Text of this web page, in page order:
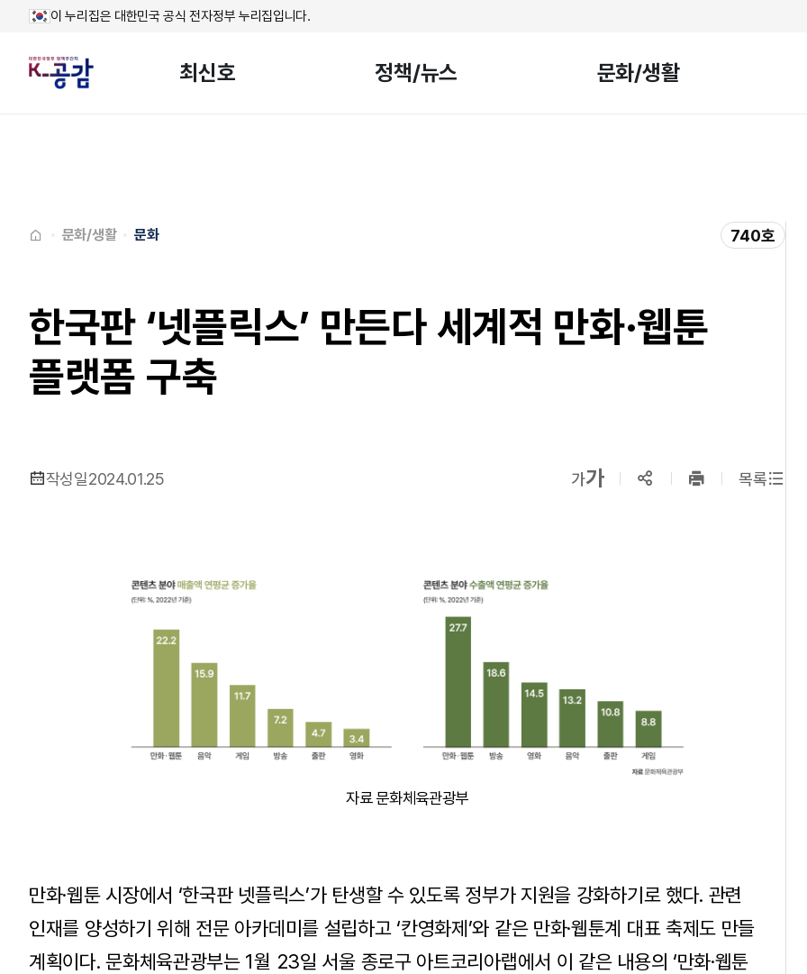
이 누리집은 대한민국 공식 전자정부 누리집입니다.
최신호 정책/뉴스 문화/생활
문화/생활 문화 740호
한국판 ‘넷플릭스’ 만든다 세계적 만화·웹툰
플랫폼 구축
작성일2024.01.25 가축소보기
가확대보기SNS공유
프린트
목록
자료 문화체육관광부
만화·웹툰 시장에서 ‘한국판 넷플릭스’가 탄생할 수 있도록 정부가 지원을 강화하기로 했다. 관련
인재를 양성하기 위해 전문 아카데미를 설립하고 ‘칸영화제’와 같은 만화·웹툰계 대표 축제도 만들
계획이다. 문화체육관광부는 1월 23일 서울 종로구 아트코리아랩에서 이 같은 내용의 ‘만화·웹툰